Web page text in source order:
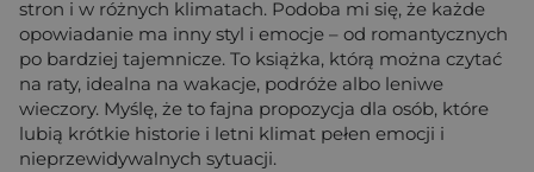
stron i w różnych klimatach. Podoba mi się, że każde
opowiadanie ma inny styl i emocje – od romantycznych
po bardziej tajemnicze. To książka, którą można czytać
na raty, idealna na wakacje, podróże albo leniwe
wieczory. Myślę, że to fajna propozycja dla osób, które
lubią krótkie historie i letni klimat pełen emocji i
nieprzewidywalnych sytuacji.